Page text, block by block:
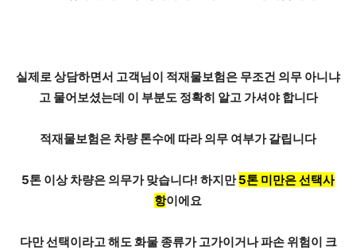
실제로 상담하면서 고객님이 적재물보험은 무조건 의무 아니냐
고 물어보셨는데 이 부분도 정확히 알고 가셔야 합니다
적재물보험은 차량 톤수에 따라 의무 여부가 갈립니다
5톤 이상 차량은 의무가 맞습니다! 하지만5톤 미만은 선택사
항이에요
다만 선택이라고 해도 화물 종류가 고가이거나 파손 위험이 크